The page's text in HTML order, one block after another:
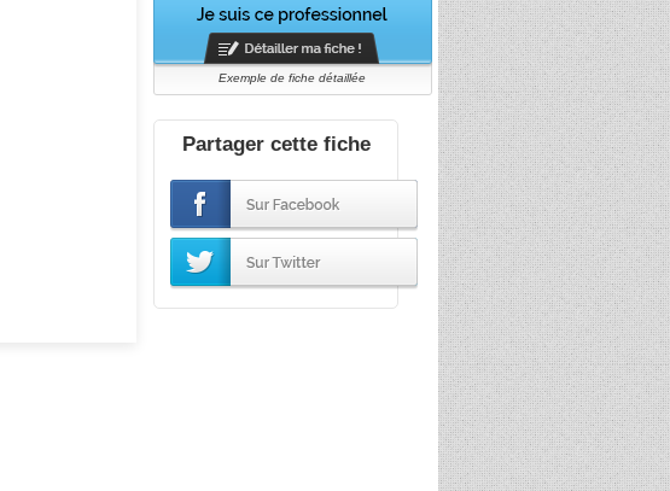
Exemple de fiche détaillée
Partager cette fiche